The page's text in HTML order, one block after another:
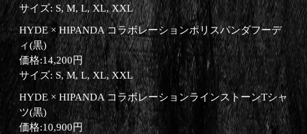
サイズ: S, M, L, XL, XXL
HYDE × HIPANDA コラボレーションポリスパンダフーデ
ィ(黒)
価格:14,200円
サイズ: S, M, L, XL, XXL
HYDE × HIPANDA コラボレーションラインストーンTシャ
ツ(黒)
価格:10,900円